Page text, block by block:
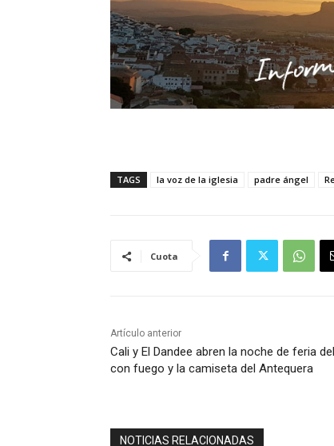
TAGS la voz de la iglesia padre ángel
Cuota
Artículo anterior
Cali y El Dandee abren la noche de feria
con fuego y la camiseta del Antequera
NOTICIAS RELACIONADAS